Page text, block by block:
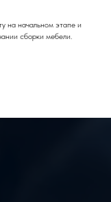
на начальном этапе и
сборки мебели.